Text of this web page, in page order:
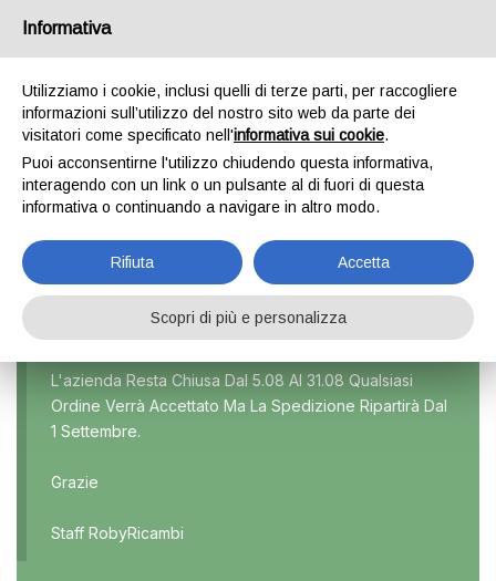
ECOSPORT
Home Prodotti taggati “Ecosport”
Marca
Modello
Auto usate
L'azienda Resta Chiusa Dal 5.08 Al 31.08 Qualsiasi
Ordine Verrà Accettato Ma La Spedizione Ripartirà Dal
1 Settembre.
Grazie
Staff RobyRicambi
Informativa
Utilizziamo i cookie, inclusi quelli di terze parti, per raccogliere
informazioni sull’utilizzo del nostro sito web da parte dei
visitatori come specificato nell'informativa sui cookie.
Puoi acconsentirne l'utilizzo chiudendo questa informativa,
interagendo con un link o un pulsante al di fuori di questa
informativa o continuando a navigare in altro modo.
Rifiuta Accetta
Scopri di più e personalizza